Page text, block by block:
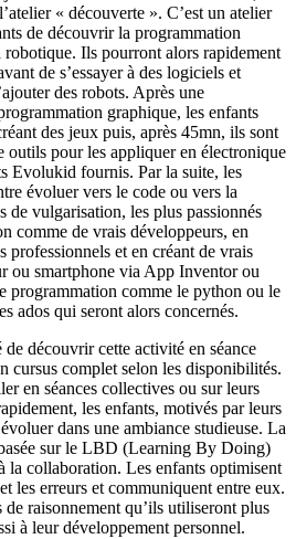
« découverte ». C’est un atelier
de découvrir la programmation
robotique. Ils pourront alors rapidement
de s’essayer à des logiciels et
des robots. Après une
graphique, les enfants
des jeux puis, après 45mn, ils sont
outils pour les appliquer en électronique
Evolukid fournis. Par la suite, les
évoluer vers le code ou vers la
de vulgarisation, les plus passionnés
comme de vrais développeurs, en
professionnels et en créant de vrais
ou smartphone via App Inventor ou
programmation comme le python ou le
ados qui seront alors concernés.
découvrir cette activité en séance
cursus complet selon les disponibilités.
en séances collectives ou sur leurs
les enfants, motivés par leurs
dans une ambiance studieuse. La
sur le LBD (Learning By Doing)
la collaboration. Les enfants optimisent
les erreurs et communiquent entre eux.
raisonnement qu’ils utiliseront plus
à leur développement personnel.